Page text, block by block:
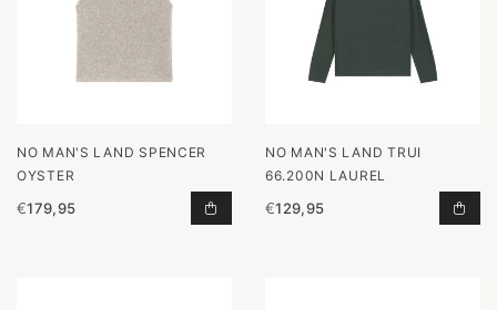
NO MAN'S LAND SPENCER
OYSTER
€179,95 SPENCER OYSTER TOEVOEGEN
NO MAN'S LAND TRUI
66.200N LAUREL
€129,95